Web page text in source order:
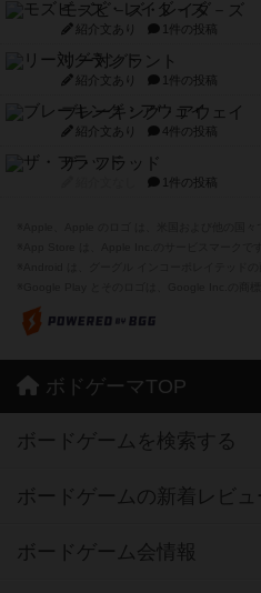
モズビ－ズ・レイダ－ズ
紹介文あり 1件の投稿
リー対グラント
紹介文あり 1件の投稿
ブレーキング・アウェイ
紹介文あり 4件の投稿
ザ・フラッド
1件の投稿
ボドゲーマTOP
ボードゲームを検索する
ボードゲームの新着レビュ
ボードゲーム会情報